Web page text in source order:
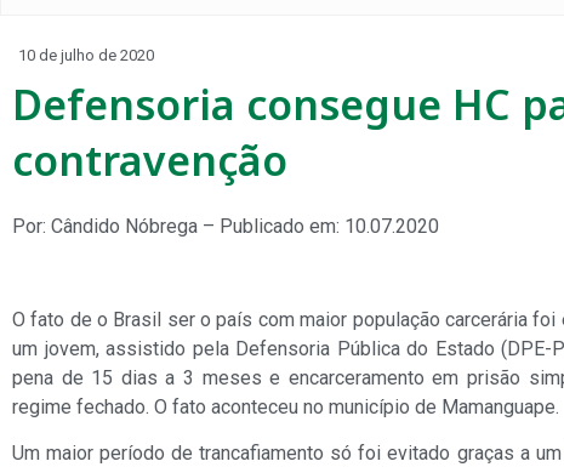
10 de julho de 2020
Defensoria consegue HC
contravenção
Por: Cândido Nóbrega – Publicado em: 10.07.2020
O fato de o Brasil ser o país com maior população carcerária
um jovem, assistido pela Defensoria Pública do Estado (DPE-
pena de 15 dias a 3 meses e encarceramento em prisão
regime fechado. O fato aconteceu no município de Mamanguape.
Um maior período de trancafiamento só foi evitado graças a um